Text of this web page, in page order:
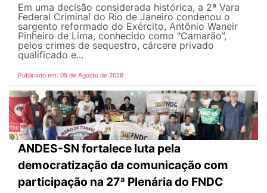
Em uma decisão considerada histórica, a 2ª Vara
Federal Criminal do Rio de Janeiro condenou o
sargento reformado do Exército, Antônio Waneir
Pinheiro de Lima, conhecido como "Camarão”,
pelos crimes de sequestro, cárcere privado
qualificado e...
Publicado em: 05 de Agosto de 2026
ANDES-SN fortalece luta pela
democratização da comunicação com
participação na 27ª Plenária do FNDC